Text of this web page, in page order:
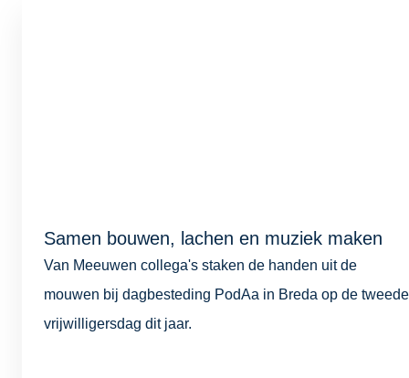
Samen bouwen, lachen en muziek maken
Van Meeuwen collega's staken de handen uit de
mouwen bij dagbesteding PodAa in Breda op de tweede
vrijwilligersdag dit jaar.